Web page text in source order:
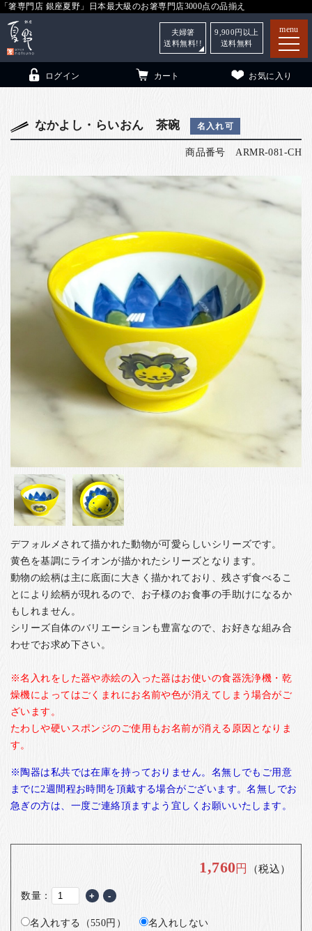
「箸専門店 銀座夏野」日本最大級のお箸専門店3000点の品揃え
menu
銀座夏野・箸長 について
小夏について
ご利用ガイド
法人・飲食店のお客様
お客様の声
お知らせ
箸ブログ
ログイン カート お気に入り
夫婦箸
送料無料!!
9,900 円以上
送料無料
なかよし・らいおん 茶碗 名入れ可
商品番号 ARMR-081-CH
デフォルメされて描かれた動物が可愛らしいシリーズです。
黄色を基調にライオンが描かれたシリーズとなります。
動物の絵柄は主に底面に大きく描かれており、残さず食べるこ
とにより絵柄が現れるので、お子様のお食事の手助けになるか
もしれません。
シリーズ自体のバリエーションも豊富なので、お好きな組み合
わせでお求め下さい。
※名入れをした器や赤絵の入った器はお使いの食器洗浄機・乾
燥機によってはごくまれにお名前や色が消えてしまう場合がご
ざいます。
たわしや硬いスポンジのご使用もお名前が消える原因となりま
す。
※陶器は私共では在庫を持っておりません。名無しでもご用意
までに2週間程お時間を頂戴する場合がございます。名無しでお
急ぎの方は、一度ご連絡頂ますよう宜しくお願いいたします。
1,760円 （税込）
数量： + -
名入れする（550円） 名入れしない